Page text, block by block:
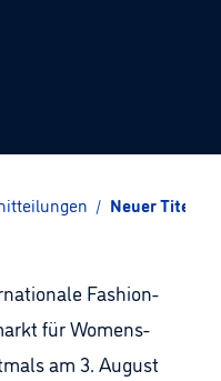
/ Neuer Titel
Fashion-
für Womens-
am 3. August